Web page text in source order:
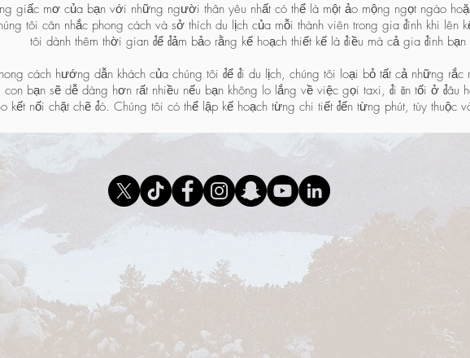
giấc mơ của bạn với những người thân yêu nhất có thể là một ảo mộng ngọt ngào
tôi cân nhắc phong cách và sở thích du lịch của mỗi thành viên trong gia đình khi lên
tôi dành thêm thời gian để đảm bảo rằng kế hoạch thiết kế là điều mà cả gia đình
cách hướng dẫn khách của chúng tôi để đi du lịch, chúng tôi loại bỏ tất cả những rắc
bạn sẽ dễ dàng hơn rất nhiều nếu bạn không lo lắng về việc gọi taxi, đi ăn tối ở đâu
kết nối chặt chẽ đó. Chúng tôi có thể lập kế hoạch từng chi tiết đến từng phút, tùy thuộc